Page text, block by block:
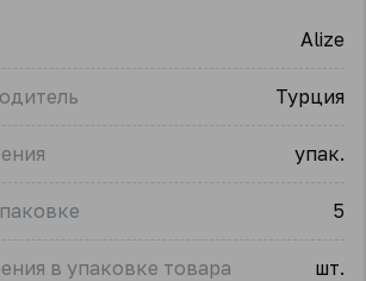
Alize
Турция
упак.
5
в упаковке товара шт.